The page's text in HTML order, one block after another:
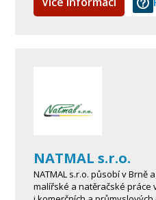
NATMAL s.r.o.
NATMAL s.r.o. působí v Brně
malířské a natěračské práce